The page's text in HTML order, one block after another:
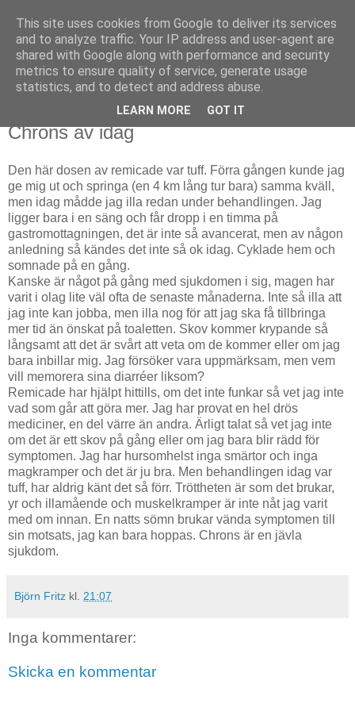
Björn Fritz
vad än som faller mig in
tisdag, mars 06, 2012
Chrons av idag
Den här dosen av remicade var tuff. Förra gången kunde jag
ge mig ut och springa (en 4 km lång tur bara) samma kväll,
men idag mådde jag illa redan under behandlingen. Jag
ligger bara i en säng och får dropp i en timma på
gastromottagningen, det är inte så avancerat, men av någon
anledning så kändes det inte så ok idag. Cyklade hem och
somnade på en gång.
Kanske är något på gång med sjukdomen i sig, magen har
varit i olag lite väl ofta de senaste månaderna. Inte så illa att
jag inte kan jobba, men illa nog för att jag ska få tillbringa
mer tid än önskat på toaletten. Skov kommer krypande så
långsamt att det är svårt att veta om de kommer eller om jag
bara inbillar mig. Jag försöker vara uppmärksam, men vem
vill memorera sina diarréer liksom?
Remicade har hjälpt hittills, om det inte funkar så vet jag inte
vad som går att göra mer. Jag har provat en hel drös
mediciner, en del värre än andra. Ärligt talat så vet jag inte
om det är ett skov på gång eller om jag bara blir rädd för
symptomen. Jag har hursomhelst inga smärtor och inga
magkramper och det är ju bra. Men behandlingen idag var
tuff, har aldrig känt det så förr. Tröttheten är som det brukar,
yr och illamående och muskelkramper är inte nåt jag varit
med om innan. En natts sömn brukar vända symptomen till
sin motsats, jag kan bara hoppas. Chrons är en jävla
sjukdom.
Björn Fritz kl. 21:07
Inga kommentarer:
Skicka en kommentar
This site uses cookies from Google to deliver its services
and to analyze traffic. Your IP address and user-agent are
shared with Google along with performance and security
metrics to ensure quality of service, generate usage
statistics, and to detect and address abuse.
LEARN MORE GOT IT